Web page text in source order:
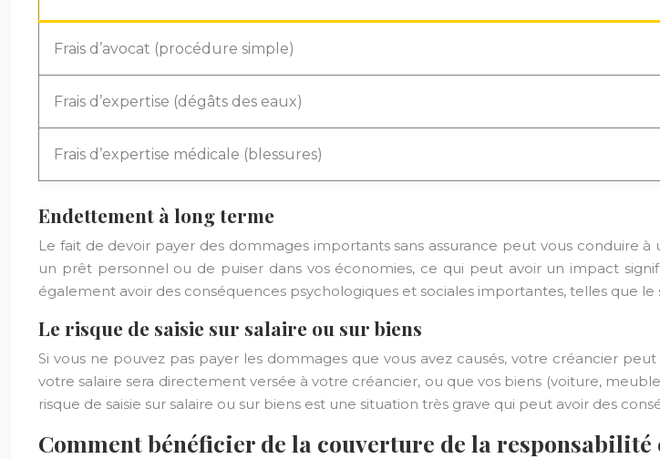
Frais d’avocat (procédure simple)
Frais d’expertise (dégâts des eaux)
Frais d’expertise médicale (blessures)
Endettement à long terme
Le fait de devoir payer des dommages importants sans assurance peut vous
un prêt personnel ou de puiser dans vos économies, ce qui peut avoir un impact
également avoir des conséquences psychologiques et sociales importantes, telles que le
Le risque de saisie sur salaire ou sur biens
Si vous ne pouvez pas payer les dommages que vous avez causés, votre créancier
votre salaire sera directement versée à votre créancier, ou que vos biens (voiture,
risque de saisie sur salaire ou sur biens est une situation très grave qui peut avoir des
Comment bénéficier de la couverture de la